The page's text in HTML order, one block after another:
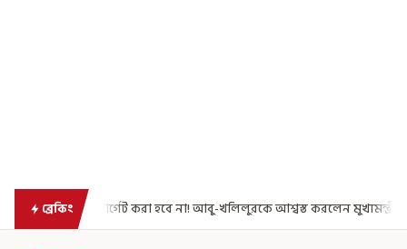
ব্রেকিং
হবে না! আবু-খলিলুরকে আশ্বস্ত করলেন মুখ্যমন্ত্রী এগিয়ে গেল আরও